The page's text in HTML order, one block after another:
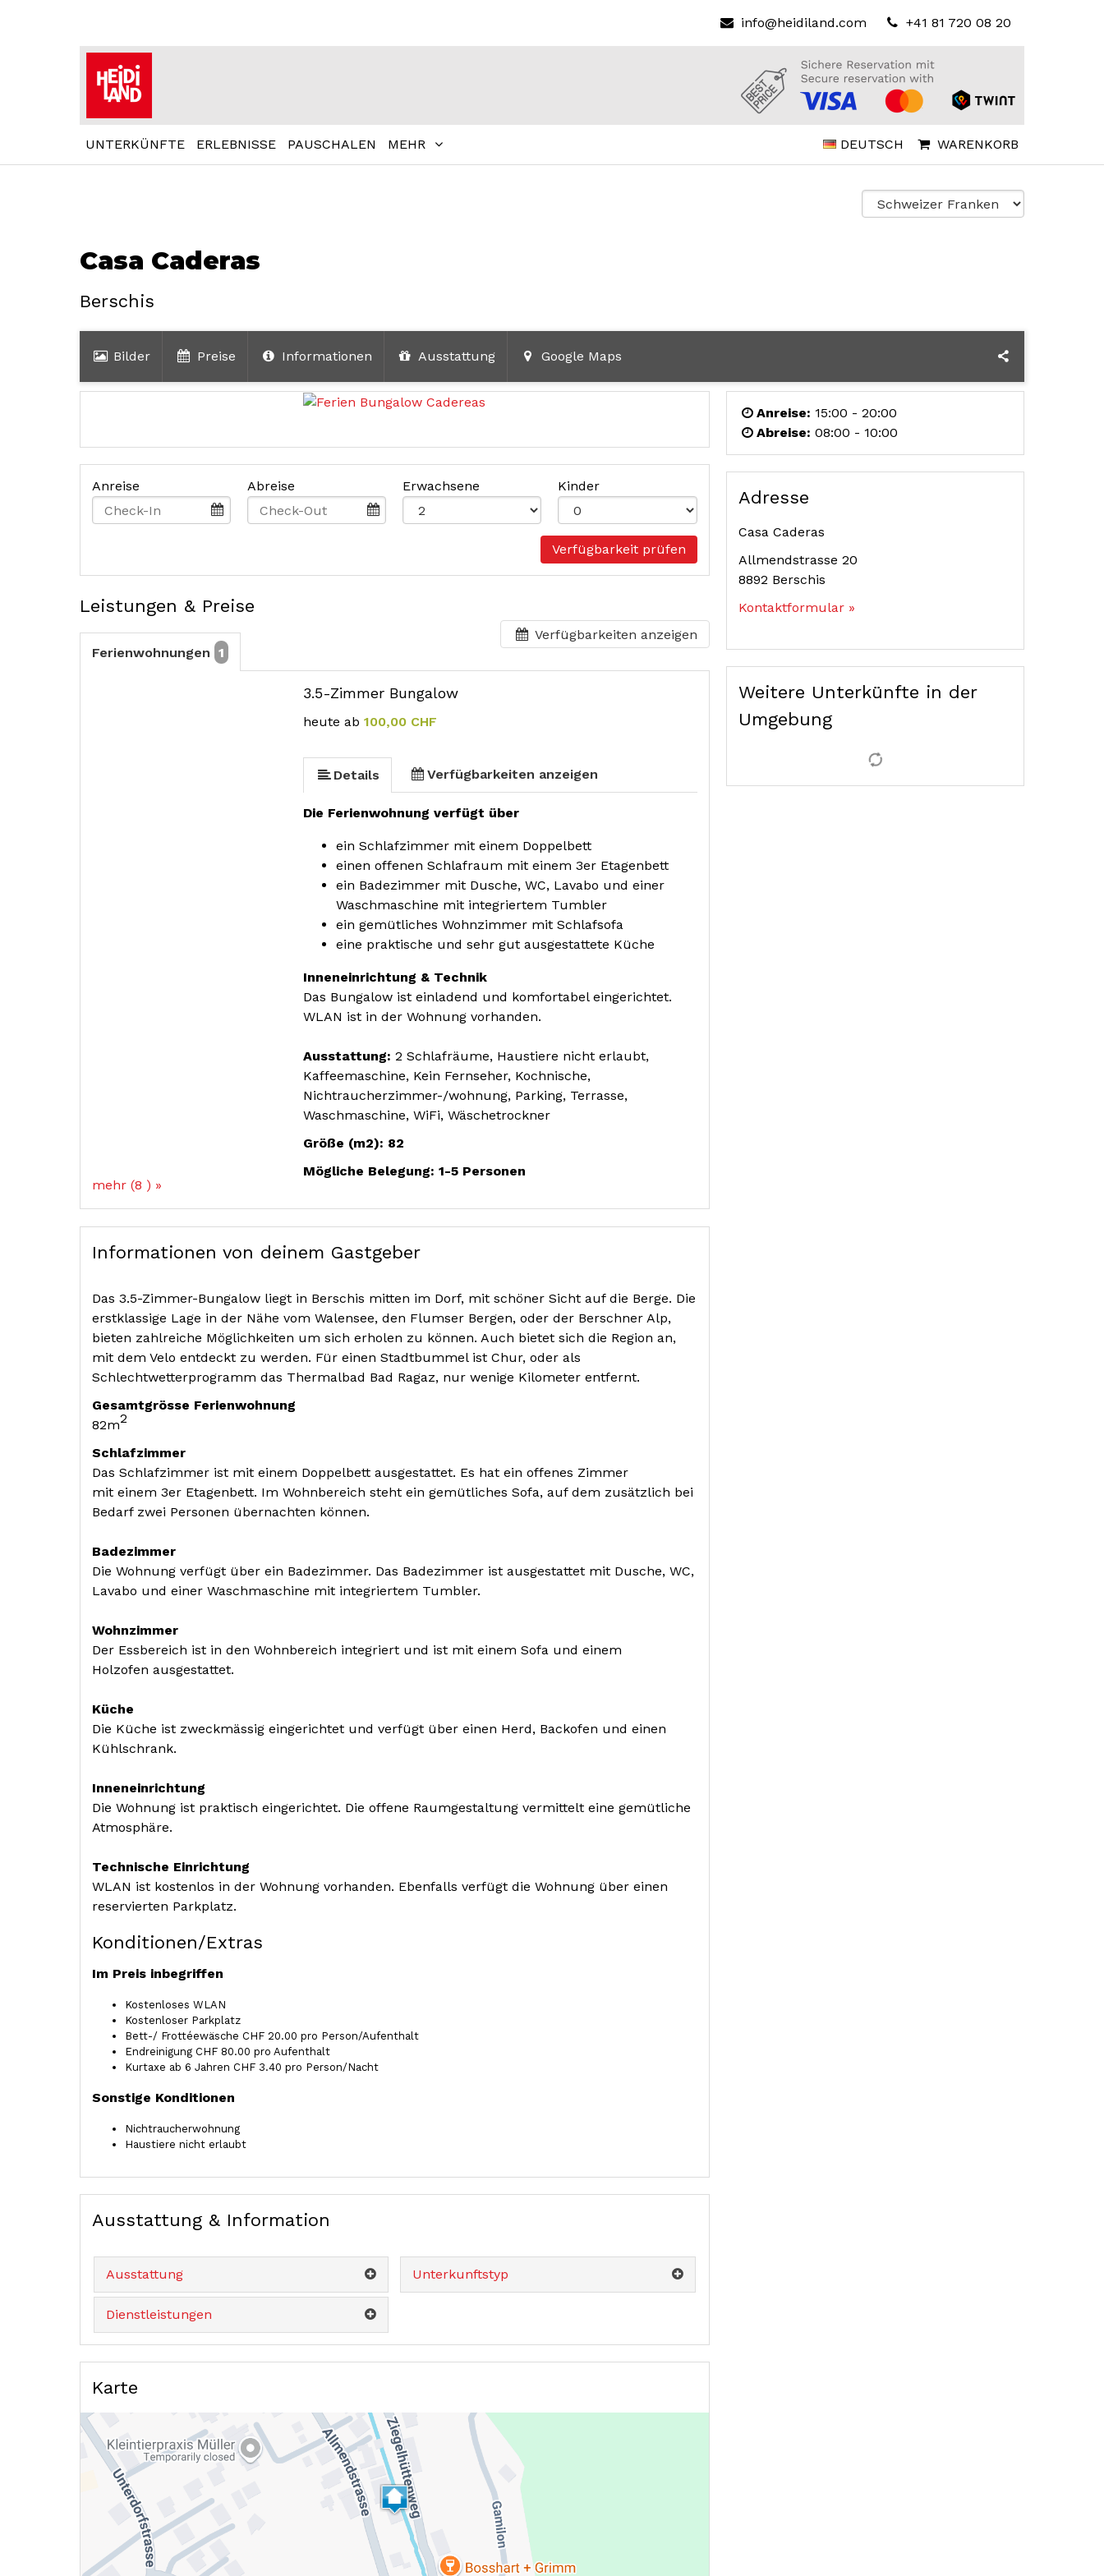
info@heidiland.com +41 81 720 08 20
DEUTSCH WARENKORB
UNTERKÜNFTE ERLEBNISSE PAUSCHALEN MEHR
Casa Caderas
Berschis
Bilder Preise Informationen Ausstattung Google Maps
Anreise Abreise Erwachsene Kinder
Verfügbarkeit prüfen
Verfügbarkeiten anzeigen
Leistungen & Preise
Ferienwohnungen 1
mehr (8 ) »
3.5-Zimmer Bungalow
heute ab 100,00 CHF
Details Verfügbarkeiten anzeigen
Die Ferienwohnung verfügt über
ein Schlafzimmer mit einem Doppelbett
einen offenen Schlafraum mit einem 3er Etagenbett
ein Badezimmer mit Dusche, WC, Lavabo und einer
Waschmaschine mit integriertem Tumbler
ein gemütliches Wohnzimmer mit Schlafsofa
eine praktische und sehr gut ausgestattete Küche
Inneneinrichtung & Technik
Das Bungalow ist einladend und komfortabel eingerichtet.
WLAN ist in der Wohnung vorhanden.
Ausstattung:2 Schlafräume, Haustiere nicht erlaubt,
Kaffeemaschine, Kein Fernseher, Kochnische,
Nichtraucherzimmer-/wohnung, Parking, Terrasse,
Waschmaschine, WiFi, Wäschetrockner
Größe (m2): 82
Mögliche Belegung: 1-5 Personen
Informationen von deinem Gastgeber
Das 3.5-Zimmer-Bungalow liegt in Berschis mitten im Dorf, mit schöner Sicht auf die Berge. Die
erstklassige Lage in der Nähe vom Walensee, den Flumser Bergen, oder der Berschner Alp,
bieten zahlreiche Möglichkeiten um sich erholen zu können. Auch bietet sich die Region an,
mit dem Velo entdeckt zu werden. Für einen Stadtbummel ist Chur, oder als
Schlechtwetterprogramm das Thermalbad Bad Ragaz, nur wenige Kilometer entfernt.
Gesamtgrösse Ferienwohnung
82m2
Schlafzimmer
Das Schlafzimmer ist mit einem Doppelbett ausgestattet. Es hat ein offenes Zimmer
mit einem 3er Etagenbett. Im Wohnbereich steht ein gemütliches Sofa, auf dem zusätzlich bei
Bedarf zwei Personen übernachten können.
Badezimmer
Die Wohnung verfügt über ein Badezimmer. Das Badezimmer ist ausgestattet mit Dusche, WC,
Lavabo und einer Waschmaschine mit integriertem Tumbler.
Wohnzimmer
Der Essbereich ist in den Wohnbereich integriert und ist mit einem Sofa und einem
Holzofen ausgestattet.
Küche
Die Küche ist zweckmässig eingerichtet und verfügt über einen Herd, Backofen und einen
Kühlschrank.
Inneneinrichtung
Die Wohnung ist praktisch eingerichtet. Die offene Raumgestaltung vermittelt eine gemütliche
Atmosphäre.
Technische Einrichtung
WLAN ist kostenlos in der Wohnung vorhanden. Ebenfalls verfügt die Wohnung über einen
reservierten Parkplatz.
Konditionen/Extras
Im Preis inbegriffen
Kostenloses WLAN
Kostenloser Parkplatz
Bett-/ Frottéewäsche CHF 20.00 pro Person/Aufenthalt
Endreinigung CHF 80.00 pro Aufenthalt
Kurtaxe ab 6 Jahren CHF 3.40 pro Person/Nacht
Sonstige Konditionen
Nichtraucherwohnung
Haustiere nicht erlaubt
Ausstattung & Information
Ausstattung Unterkunftstyp
Dienstleistungen
Karte
Anreise: 15:00 - 20:00
Abreise: 08:00 - 10:00
Adresse
Casa Caderas
Allmendstrasse 20
8892 Berschis
Kontaktformular »
Weitere Unterkünfte in der
Umgebung